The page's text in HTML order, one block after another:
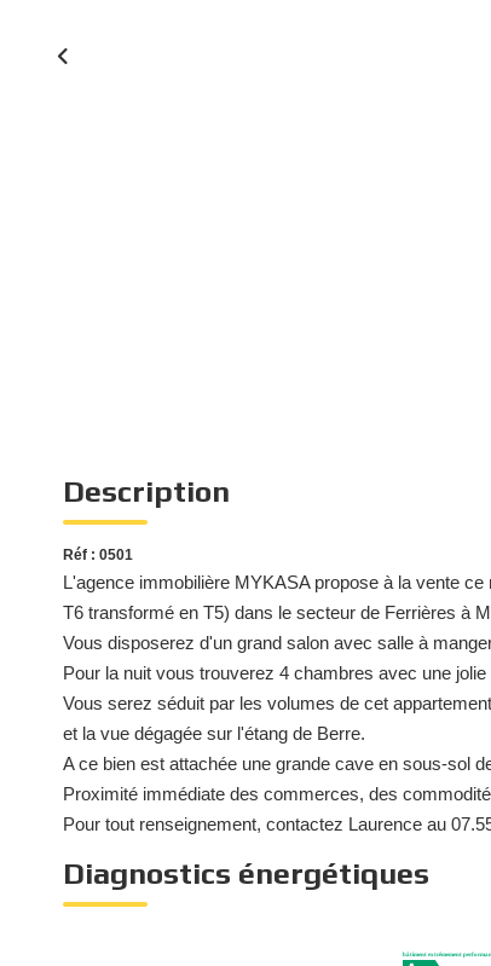
Description
Réf : 0501
L'agence immobilière MYKASA propose à la vente
T6 transformé en T5) dans le secteur de Ferrières à
Vous disposerez d'un grand salon avec salle à
Pour la nuit vous trouverez 4 chambres avec une
Vous serez séduit par les volumes de cet
et la vue dégagée sur l'étang de Berre.
A ce bien est attachée une grande cave en sous-sol
Proximité immédiate des commerces, des
Pour tout renseignement, contactez Laurence au
Diagnostics énergétiques